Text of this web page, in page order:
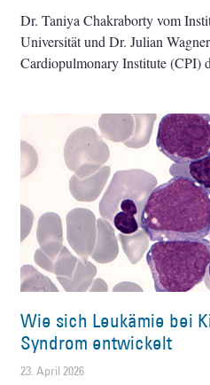
Dr. Taniya Chakraborty vom
Universität und Dr. Julian
Cardiopulmonary Institute (CPI)
Wie sich Leukämie bei
Syndrom entwickelt
23. April 2026